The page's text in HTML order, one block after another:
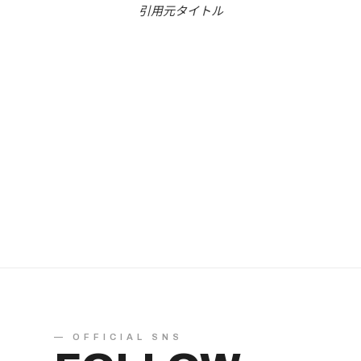
引用元タイトル
— OFFICIAL SNS